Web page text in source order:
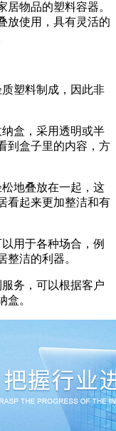
居物品的塑料容器。
放使用，具有灵活的
塑料制成，因此非
盒，采用透明或半
到盒子里的内容，方
地叠放在一起，这
看起来更加整洁和有
用于各种场合，例
洁的利器。
务，可以根据客户
盒。